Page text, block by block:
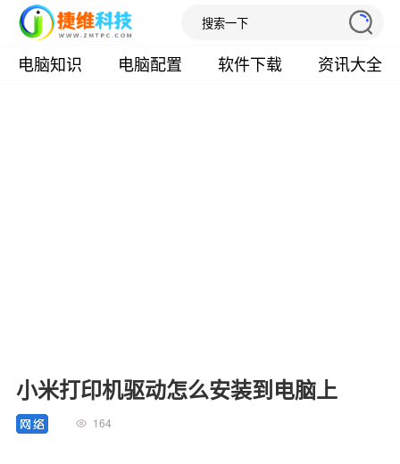
电脑知识 电脑配置 软件下载 资讯大全
小米打印机驱动怎么安装到电脑上
164